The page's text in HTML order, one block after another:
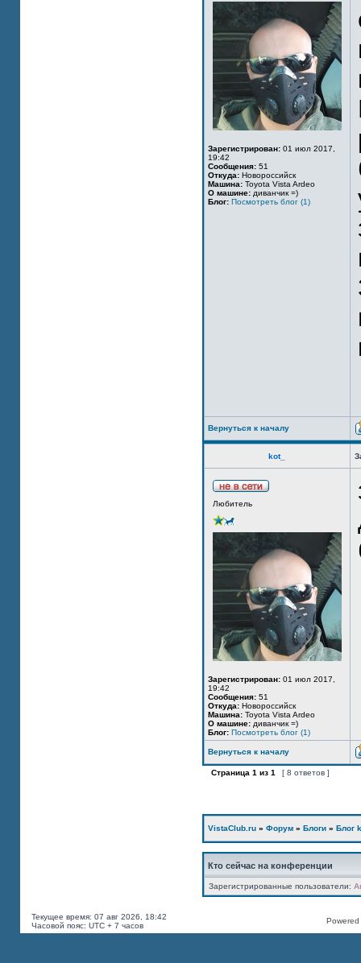
Зарегистрирован: 01 июл 2017,
19:42
Сообщения: 51
Откуда: Новороссийск
Машина: Toyota Vista Ardeo
О машине: диванчик =)
Блог: Посмотреть блог (1)
Вернуться к началу
kot_
Любитель
Зарегистрирован: 01 июл 2017,
19:42
Сообщения: 51
Откуда: Новороссийск
Машина: Toyota Vista Ardeo
О машине: диванчик =)
Блог: Посмотреть блог (1)
Вернуться к началу
Страница 1 из 1 [ 8 ответов ]
VistaClub.ru » Форум » Блоги » Блог
Кто сейчас на конференции
Зарегистрированные пользователи:
Текущее время: 07 авг 2026, 18:42
Часовой пояс: UTC + 7 часов